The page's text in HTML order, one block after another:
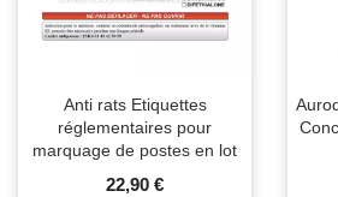
Anti rats Etiquettes
réglementaires pour
marquage de postes en lot
22,90 €